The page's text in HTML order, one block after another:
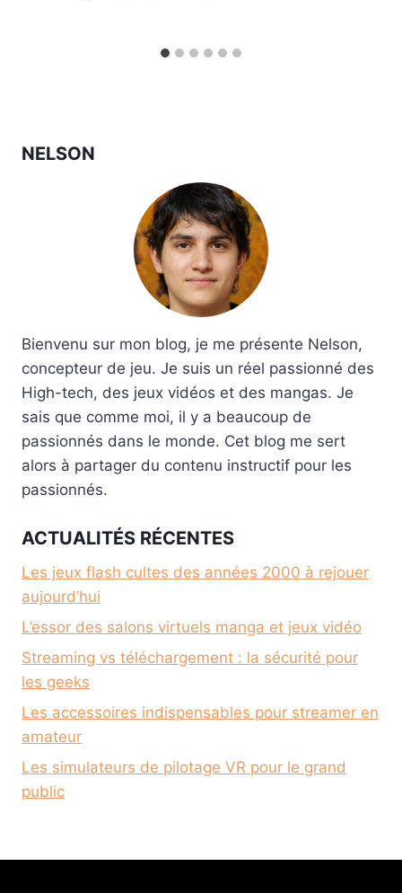
NELSON
Bienvenu sur mon blog, je me présente Nelson,
concepteur de jeu. Je suis un réel passionné des
High-tech, des jeux vidéos et des mangas. Je
sais que comme moi, il y a beaucoup de
passionnés dans le monde. Cet blog me sert
alors à partager du contenu instructif pour les
passionnés.
ACTUALITÉS RÉCENTES
Les jeux flash cultes des années 2000 à rejouer
aujourd’hui
L’essor des salons virtuels manga et jeux vidéo
Streaming vs téléchargement : la sécurité pour
les geeks
Les accessoires indispensables pour streamer en
amateur
Les simulateurs de pilotage VR pour le grand
public